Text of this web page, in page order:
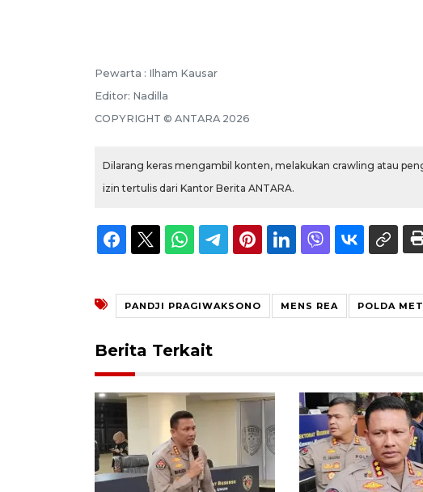
Pewarta : Ilham Kausar
Editor: Nadilla
COPYRIGHT © ANTARA 2026
Dilarang keras mengambil konten, melakukan crawling atau
izin tertulis dari Kantor Berita ANTARA.
PANDJI PRAGIWAKSONO MENS REA POLDA
Berita Terkait